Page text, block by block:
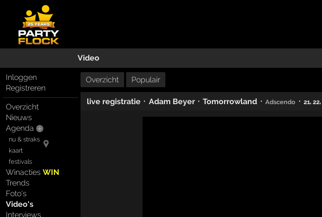
Video
Inloggen
Registreren
Overzicht
Nieuws
Agenda
nu & straks
kaart
festivals
WinactiesWIN
Trends
Foto's
Video's
Interviews
Overzicht Populair
live registratie · Adam Beyer · Tomorrowland · Adscendo · 21,22,